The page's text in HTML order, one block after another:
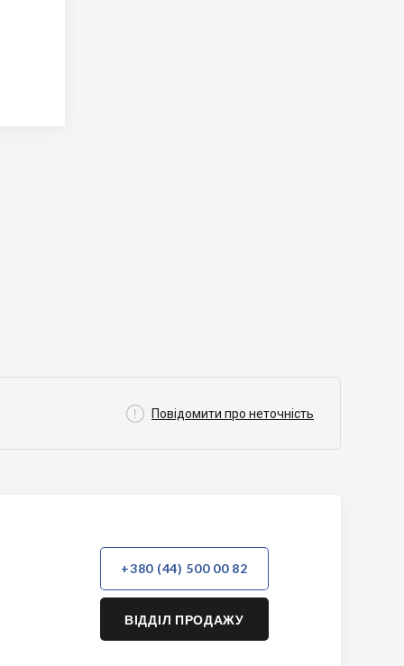
 Повідомити про неточність
+380 (44) 500 00 82
ВІДДІЛ ПРОДАЖУ